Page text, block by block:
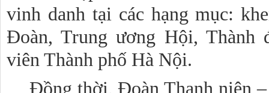
vinh danh tại các hạng mục:
Đoàn, Trung ương Hội,
viên Thành phố Hà Nội.
Đồng thời, Đoàn Thanh niên